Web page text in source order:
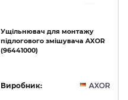
Ущільнювач для монтажу
підлогового змішувача AXOR
(96441000)
Виробник: AXOR